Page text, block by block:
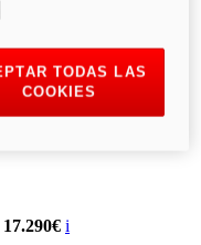
i
TODAS LAS
COOKIES